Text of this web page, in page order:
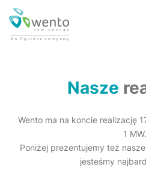
Nasze
Wento ma na koncie realizację
1 MW.
Poniżej prezentujemy też
jesteśmy